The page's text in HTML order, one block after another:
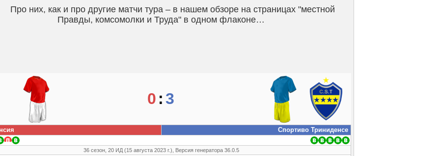
Про них, как и про другие матчи тура – в нашем обзоре на страницах "местной
Правды, комсомолки и Труда" в одном флаконе…
0 : 3
Спортиво Триниденсе
36 сезон, 20 ИД (15 августа 2023 г.), Версия генератора 36.0.5